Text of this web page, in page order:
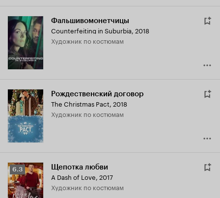
Фальшивомонетчицы
Counterfeiting in Suburbia, 2018
Художник по костюмам
Рождественский договор
The Christmas Pact, 2018
Художник по костюмам
Рейтинг
Кинопоиска
6.3
6.3 Щепотка любви
A Dash of Love, 2017
Художник по костюмам